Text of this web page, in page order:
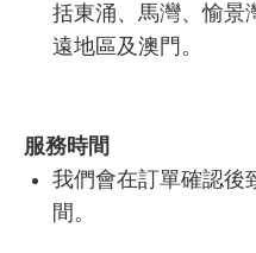
括東涌、馬灣、愉景
遠地區及澳門。
服務時間
我們會在訂單確認後
間。